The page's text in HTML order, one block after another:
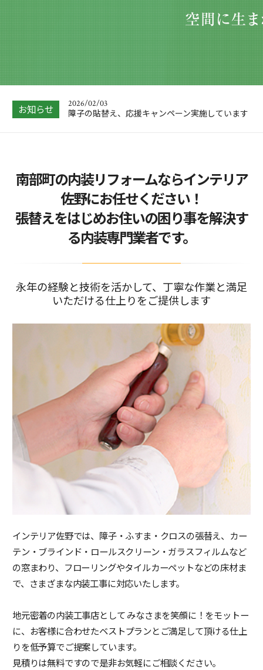
お知らせ
2026/01/04
大掃除をしてわかった、浴室の窓にはフッ素コー
トのブラインド…
2026/05/09
中東情勢の緊迫化による、価格改定があります。
2026/02/03
障子の貼替え、応援キャンペーン実施しています
抜け落ちそうでしたキッチンの床を、リーズナブ
ルにリフォーム…
2026/01/04
大掃除をしてわかった、浴室の窓にはフッ素コー
トのブラインド…
2026/05/09
南部町の内装リフォームならインテリア
佐野にお任せください！
張替えをはじめお住いの困り事を解決す
る内装専門業者です。
永年の経験と技術を活かして、丁寧な作業と満足
いただける仕上りをご提供します
インテリア佐野では、障子・ふすま・クロスの張替え、カー
テン・ブラインド・ロールスクリーン・ガラスフィルムなど
の窓まわり、フローリングやタイルカーペットなどの床材ま
で、さまざまな内装工事に対応いたします。
地元密着の内装工事店として みなさまを笑顔に！をモットー
に、お客様に合わせたベストプランとご満足して頂ける仕上
りを低予算でご提案しています。
見積りは無料ですので是非お気軽にご相談ください。